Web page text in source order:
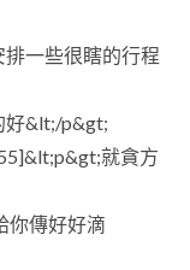
一些很瞎的行程
好&lt;/p&gt;
就貪方
你傳好好滴